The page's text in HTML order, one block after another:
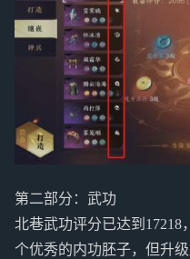
第二部分：武功
北巷武功评分已达到
个优秀的内功胚子，但升